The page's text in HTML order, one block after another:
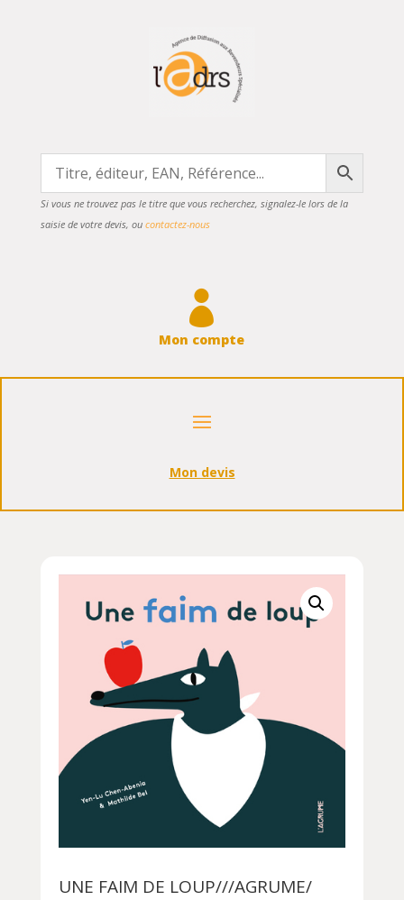
Si vous ne trouvez pas le titre que vous recherchez, signalez-le lors de la
saisie de votre devis, ou contactez-nous

Mon compte
Mon devis
UNE FAIM DE LOUP///AGRUME/